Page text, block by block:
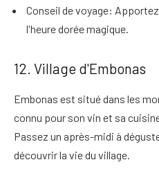
Conseil de voyage:
l'heure dorée magique.
12. Village d'Embonas
Embonas est situé dans les
connu pour son vin et sa
Passez un après-midi à
découvrir la vie du village.